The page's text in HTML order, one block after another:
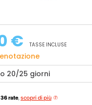
€ TASSE INCLUSE
20/25 giorni
36 rate, scopri di più